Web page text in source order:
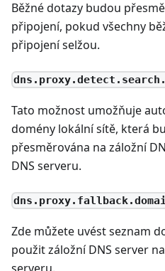
Běžné dotazy budou
připojení, pokud všechny
připojení selžou.
Tato možnost umožňuje
domény lokální sítě, která
přesměrována na záložní
DNS serveru.
Zde můžete uvést seznam
použit záložní DNS server